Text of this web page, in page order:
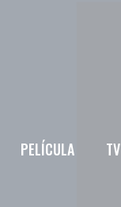
PELÍCULA TV